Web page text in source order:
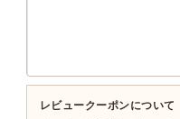
レビュークーポンについて